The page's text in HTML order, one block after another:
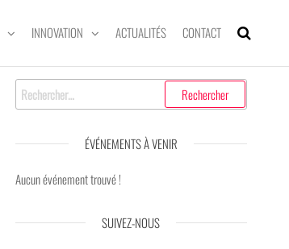
INNOVATION ACTUALITÉS CONTACT
ÉVÉNEMENTS À VENIR
Aucun événement trouvé !
SUIVEZ-NOUS